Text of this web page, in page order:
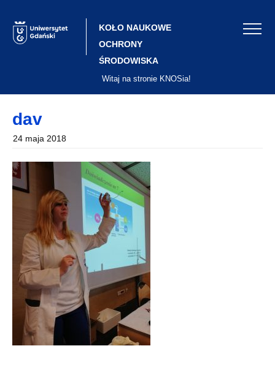
content
KOŁO NAUKOWE
OCHRONY
ŚRODOWISKA
Witaj na stronie KNOSia!
dav
24 maja 2018